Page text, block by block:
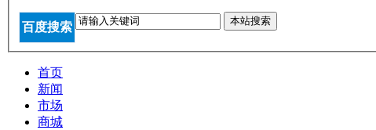
百度搜索 本站搜索
首页
新闻
市场
商城